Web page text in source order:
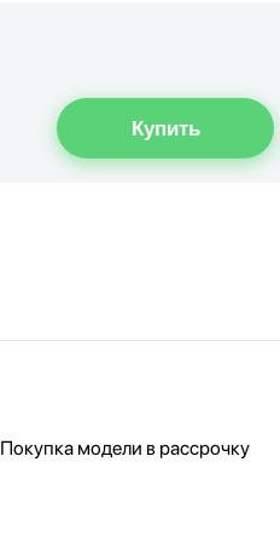
Покупка модели в рассрочку